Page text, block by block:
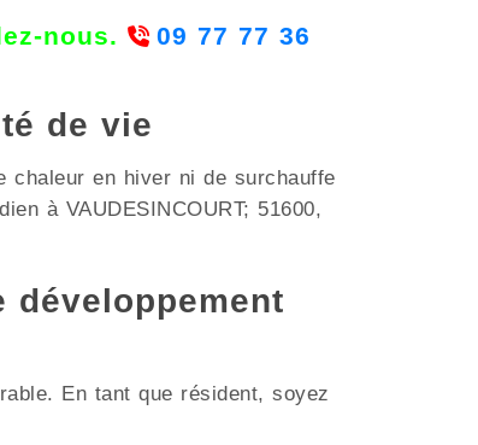
nous.
09 77 77 36
de vie
chaleur en hiver ni de surchauffe
à VAUDESINCOURT; 51600,
développement
En tant que résident, soyez